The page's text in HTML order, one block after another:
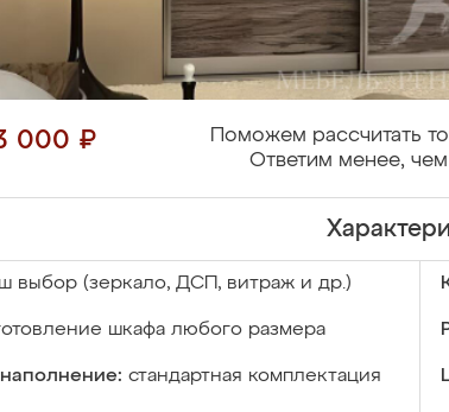
000 ₽
Поможем рассчитать
Ответим менее, чем
выбор (зеркало, ДСП, витраж и др.)
шкафа любого размера
стандартная комплектация